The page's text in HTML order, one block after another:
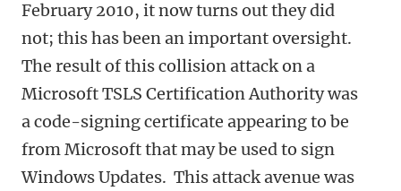
February 2010, it now turns out they did
not; this has been an important oversight.
The result of this collision attack on a
Microsoft TSLS Certification Authority was
a code-signing certificate appearing to be
from Microsoft that may be used to sign
Windows Updates. This attack avenue was